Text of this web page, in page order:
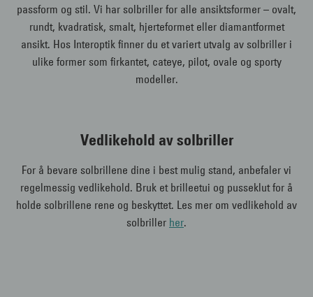
passform og stil. Vi har solbriller for alle ansiktsformer – ovalt,
rundt, kvadratisk, smalt, hjerteformet eller diamantformet
ansikt. Hos Interoptik finner du et variert utvalg av solbriller i
ulike former som firkantet, cateye, pilot, ovale og sporty
modeller.
Vedlikehold av solbriller
For å bevare solbrillene dine i best mulig stand, anbefaler vi
regelmessig vedlikehold. Bruk et brilleetui og pusseklut for å
holde solbrillene rene og beskyttet. Les mer om vedlikehold av
solbriller her.